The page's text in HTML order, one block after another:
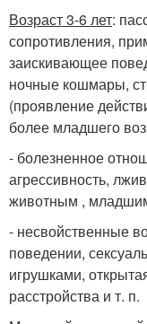
Возраст 3-6 лет:
сопротивления,
заискивающее
ночные кошмары,
(проявление
более младшего
- болезненное
агрессивность,
животным ,
- несвойственные
поведении,
игрушками,
расстройства и т. п.